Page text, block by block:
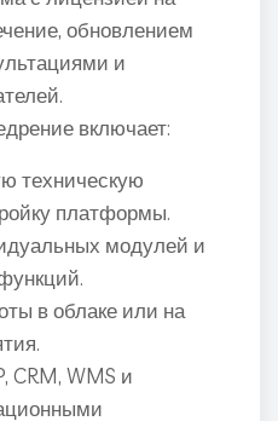
обновлением
и
включает:
техническую
платформы.
модулей и
в облаке или на
CRM, WMS и